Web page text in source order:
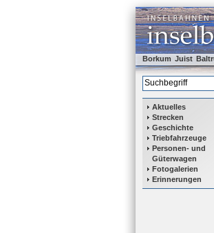
Borkum Juist
Aktuelles
Strecken
Geschichte
Triebfahrzeuge
Personen- und
Güterwagen
Fotogalerien
Erinnerungen